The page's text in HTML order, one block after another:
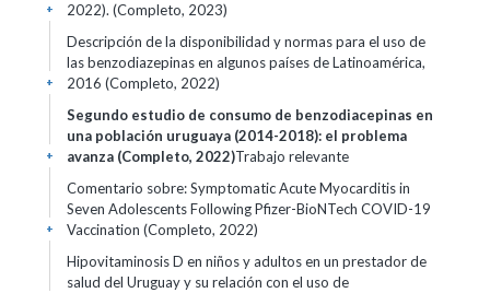
2022). (Completo, 2023)
+
Descripción de la disponibilidad y normas para el uso de
las benzodiazepinas en algunos países de Latinoamérica,
2016 (Completo, 2022)
+
Segundo estudio de consumo de benzodiacepinas en
una población uruguaya (2014-2018): el problema
avanza (Completo, 2022)Trabajo relevante
+
Comentario sobre: Symptomatic Acute Myocarditis in
Seven Adolescents Following Pfizer-BioNTech COVID-19
Vaccination (Completo, 2022)
+
Hipovitaminosis D en niños y adultos en un prestador de
salud del Uruguay y su relación con el uso de